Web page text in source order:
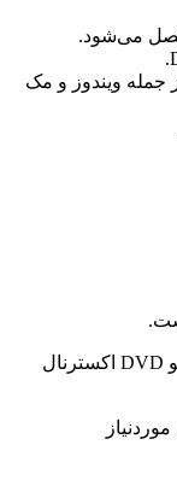
جمله ویندوز و مک
اولین کسی باشید که دیدگاهی می نویسد “درایو DVD اکسترنال